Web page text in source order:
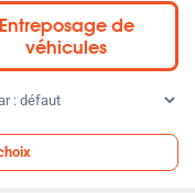
Entreposage de
véhicules